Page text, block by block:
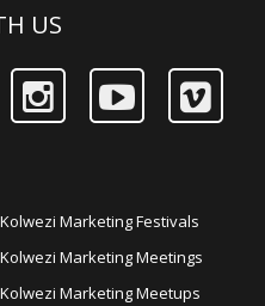
US
Kolwezi Marketing Festivals
Kolwezi Marketing Meetings
Kolwezi Marketing Meetups